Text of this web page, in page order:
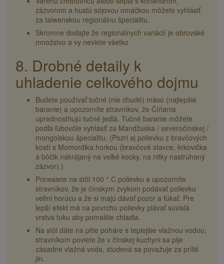
zázvorom a hustú sójovou omáčkou môžete vyhlásiť
za taiwanskou regionálnu špecialitu.
Skromne dodajte že regionálnych variácií je obrovské
množstvo a vy neviete všetko
8. Drobné detaily k
uhladenie celkového dojmu
Budete používať tučné (nie chudé) mäso (najlepšie
baranie) a upozorníte stravníkov, že Číňania
uprednostňujú tučné jedlá. Tučné baranie môžete
podľa ľubovôle vyhlásiť za Mandžuska / severočínskej /
mongolskou špecialitu. (Pozri aj polievku z bravčových
kostí s Momordika horkou (bravčové stavce, krkovička
a bôčik nakrájaný na veľké kocky, na nitky nastrúhaný
zázvor).)
Prinesiete na stôl 100 ° C polievku a upozorníte
stravníkov, že je čínskym zvykom podávať polievku
veľmi horúcu a že si majú dávať pozor a fúkať. Pre
lepší efekt má na povrchu polievky plávať súvislá
vrstva tuku aby pomalšie chladla.
Na stôl dáte na pitie poháre s teplejšie vlažnou vodou,
stravníkom poviete že v čínskej kuchyni sa pije
zásadne vlažná voda, studená sa považuje za príliš
jin.